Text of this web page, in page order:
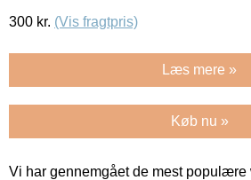
300 kr. (Vis fragtpris)
Læs mere »
Køb nu »
Vi har gennemgået de mest populære